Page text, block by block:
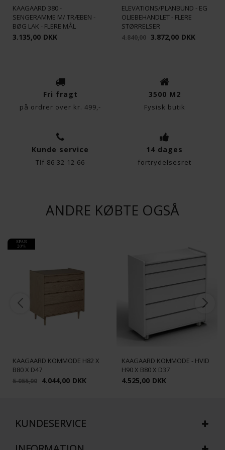
Funktionelle Statistiske
Kaagaards sengeramme Model 380 – en ramme, der
kombinerer klassisk design med moderne funktionalitet.
KAAGAARD 380 -
SENGERAMME M/ TRÆBEN -
BØG LAK - FLERE MÅL
3.135,00 DKK
ELEVATIONS/PLANBUND - EG
OLIEBEHANDLET - FLERE
STØRRELSER
4.840,00 3.872,00 DKK
Fri fragt
på ordrer over kr. 499,-
3500 M2
Fysisk butik
Kunde service
Tlf 86 32 12 66
14 dages
fortrydelsesret
ANDRE KØBTE OGSÅ
SPAR
20%
KAAGAARD KOMMODE H82 X
B80 X D47
5.055,00 4.044,00 DKK
KAAGAARD KOMMODE - HVID
H90 X B80 X D37
4.525,00 DKK
KUNDESERVICE